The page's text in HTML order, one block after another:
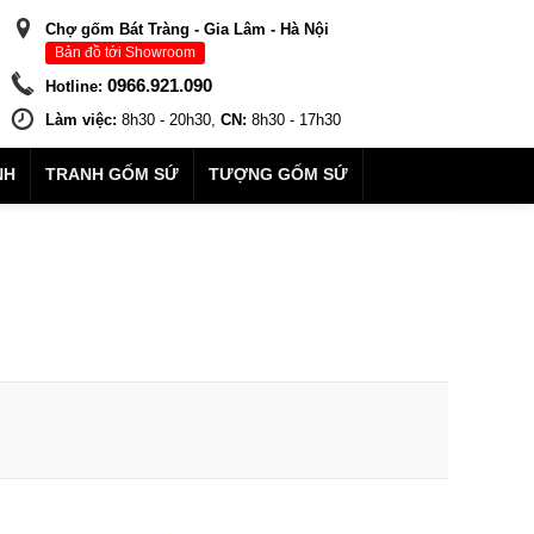
Chợ gốm Bát Tràng - Gia Lâm - Hà Nội
Bản đồ tới Showroom
Hotline: 0966.921.090
Làm việc: 8h30 - 20h30, CN: 8h30 - 17h30
TRANH GỐM SỨ TƯỢNG GỐM SỨ